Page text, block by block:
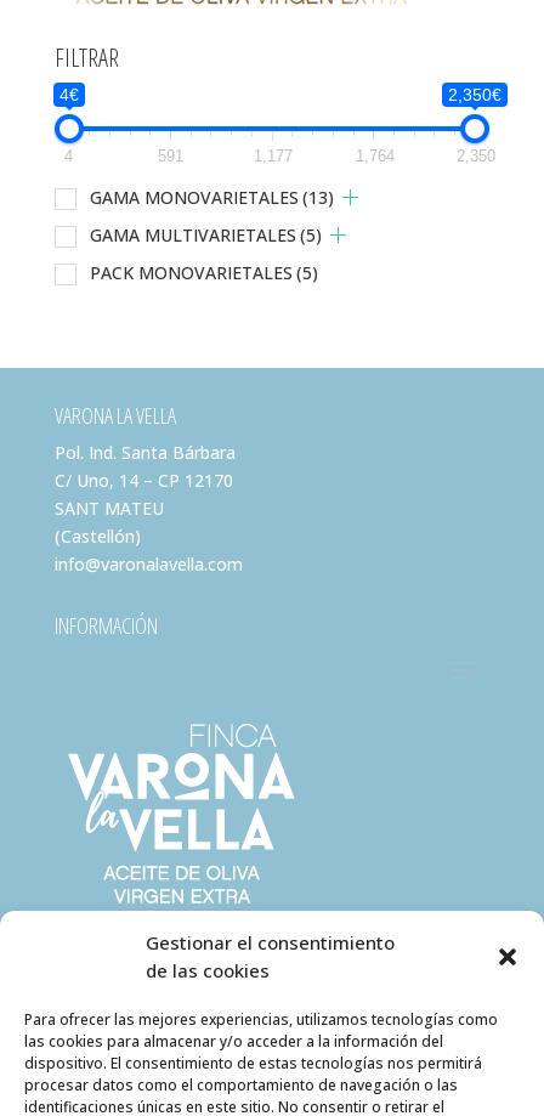
Gestionar el consentimiento
de las cookies
Para ofrecer las mejores experiencias, utilizamos tecnologías como
las cookies para almacenar y/o acceder a la información del
dispositivo. El consentimiento de estas tecnologías nos permitirá
procesar datos como el comportamiento de navegación o las
identificaciones únicas en este sitio. No consentir o retirar el
FILTRAR
4€ 2,350€
4 591 1,177 1,764 2,350
GAMA MONOVARIETALES (13)
GAMA MULTIVARIETALES (5)
PACK MONOVARIETALES (5)
VARONA LA VELLA
Pol. Ind. Santa Bárbara
C/ Uno, 14 – CP 12170
SANT MATEU
(Castellón)
info@varonalavella.com
INFORMACIÓN